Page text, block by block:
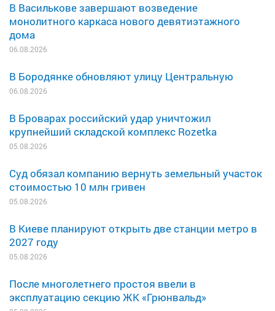
В Василькове завершают возведение
монолитного каркаса нового девятиэтажного
дома
06.08.2026
В Бородянке обновляют улицу Центральную
06.08.2026
В Броварах российский удар уничтожил
крупнейший складской комплекс Rozetka
05.08.2026
Суд обязал компанию вернуть земельный участок
стоимостью 10 млн гривен
05.08.2026
В Киеве планируют открыть две станции метро в
2027 году
05.08.2026
После многолетнего простоя ввели в
эксплуатацию секцию ЖК «Грюнвальд»